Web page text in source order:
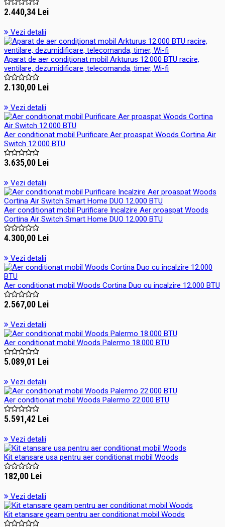
2.440,34 Lei
Vezi detalii
Aparat de aer condiționat mobil Arkturus 12.000 BTU racire,
ventilare, dezumidificare, telecomanda, timer, Wi-fi
2.130,00 Lei
Vezi detalii
Aer conditionat mobil Purificare Aer proaspat Woods Cortina Air
Switch 12.000 BTU
3.635,00 Lei
Vezi detalii
Aer conditionat mobil Purificare Incalzire Aer proaspat Woods
Cortina Air Switch Smart Home DUO 12.000 BTU
4.300,00 Lei
Vezi detalii
Aer conditionat mobil Woods Cortina Duo cu incalzire 12.000 BTU
2.567,00 Lei
Vezi detalii
Aer conditionat mobil Woods Palermo 18.000 BTU
5.089,01 Lei
Vezi detalii
Aer conditionat mobil Woods Palermo 22.000 BTU
5.591,42 Lei
Vezi detalii
Kit etansare usa pentru aer conditionat mobil Woods
182,00 Lei
Vezi detalii
Kit etansare geam pentru aer conditionat mobil Woods